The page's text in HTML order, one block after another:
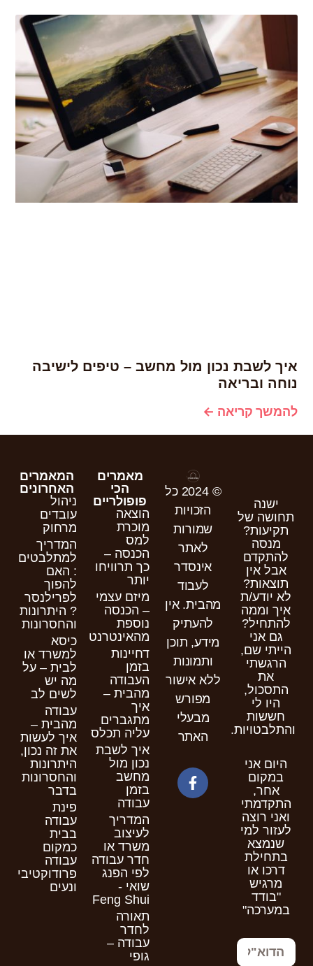
איך לשבת נכון מול מחשב – טיפים לישיבה
נוחה ובריאה
להמשך קריאה ←
© 2024 כל
הזכויות
שמורות
לאתר
אינסדר
לעבוד
מהבית. אין
להעתיק
מידע, תוכן
ותמונות
ללא אישור
מפורש
מבעלי
האתר
מאמרים
הכי
פופולריים
הוצאה
מוכרת
למס
הכנסה –
כך תרוויחו
יותר
מיזם עצמי
– הכנסה
נוספת
מהאינטרנט
דחיינות
בזמן
העבודה
מהבית –
איך
מתגברים
עליה תכלס
איך לשבת
נכון מול
מחשב
בזמן
עבודה
המדריך
לעיצוב
משרד או
חדר עבודה
לפי הפנג
שואי -
Feng Shui
תאורה
לחדר
עבודה –
גופי
המאמרים
האחרונים
ניהול
עובדים
מרחוק
המדריך
למתלבטים
: האם
להפוך
לפרילנסר
? היתרונות
והחסרונות
כיסא
למשרד או
לבית – על
מה יש
לשים לב
עבודה
מהבית –
איך לעשות
את זה נכון,
היתרונות
והחסרונות
בדבר
פינת
עבודה
בבית
כמקום
עבודה
פרודוקטיבי
ונעים
ישנה
תחושה של
תקיעות?
מנסה
להתקדם
אבל אין
תוצאות?
לא יודע/ת
איך וממה
להתחיל?
גם אני
הייתי שם,
הרגשתי
את
התסכול,
היו לי
חששות
והתלבטויות.
היום אני
במקום
אחר,
התקדמתי
ואני רוצה
לעזור למי
שנמצא
בתחילת
דרכו או
מרגיש
"בודד
במערכה"